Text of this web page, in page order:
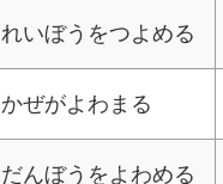
れいぼうをつよめる
かぜがよわまる
だんぼうをよわめる